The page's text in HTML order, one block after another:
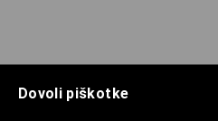
Dovoli piškotke